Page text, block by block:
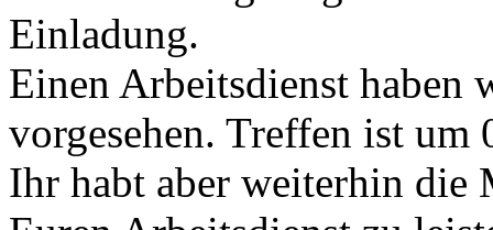
Einladung.
Einen Arbeitsdienst haben
vorgesehen. Treffen ist um
Ihr habt aber weiterhin die